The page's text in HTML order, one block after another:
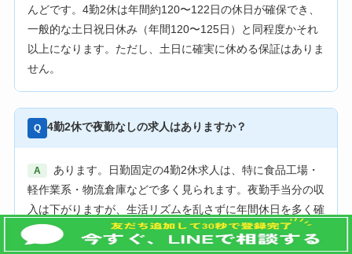
んどです。4勤2休は年間約120〜122日の休日が確保でき、
一般的な土日祝日休み（年間120〜125日）と同程度かそれ
以上になります。ただし、土日に確実に休める保証はありま
せん。
Q 4勤2休で夜勤なしの求人はありますか？
A
あります。日勤固定の4勤2休求人は、特に食品工場・
軽作業系・物流倉庫などで多く見られます。夜勤手当分の収
入は下がりますが、生活リズムを乱さずに年間休日を多く確
保できるため、体力面が心配な方に向いています。